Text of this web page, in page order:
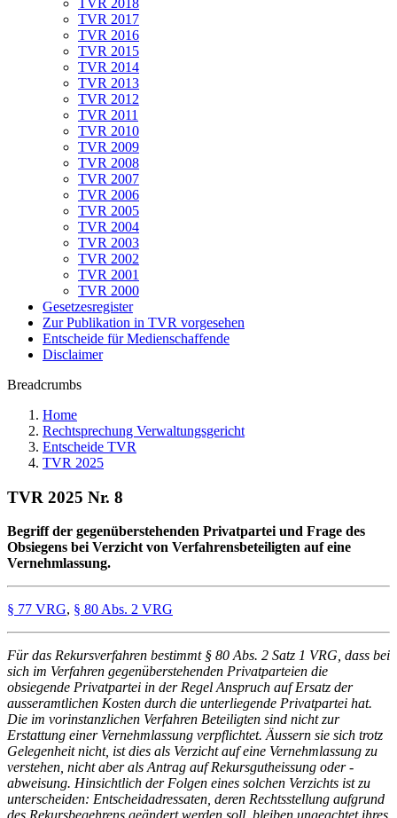
TVR 2018
TVR 2017
TVR 2016
TVR 2015
TVR 2014
TVR 2013
TVR 2012
TVR 2011
TVR 2010
TVR 2009
TVR 2008
TVR 2007
TVR 2006
TVR 2005
TVR 2004
TVR 2003
TVR 2002
TVR 2001
TVR 2000
Gesetzesregister
Zur Publikation in TVR vorgesehen
Entscheide für Medienschaffende
Disclaimer
Breadcrumbs
Home
Rechtsprechung Verwaltungsgericht
Entscheide TVR
TVR 2025
TVR 2025 Nr. 8
Begriff der gegenüberstehenden Privatpartei und Frage des
Obsiegens bei Verzicht von Verfahrensbeteiligten auf eine
Vernehmlassung.
§ 77 VRG, § 80 Abs. 2 VRG
Für das Rekursverfahren bestimmt § 80 Abs. 2 Satz 1 VRG, dass bei
sich im Verfahren gegenüberstehenden Privatparteien die
obsiegende Privatpartei in der Regel Anspruch auf Ersatz der
ausseramtlichen Kosten durch die unterliegende Privatpartei hat.
Die im vorinstanzlichen Verfahren Beteiligten sind nicht zur
Erstattung einer Vernehmlassung verpflichtet. Äussern sie sich trotz
Gelegenheit nicht, ist dies als Verzicht auf eine Vernehmlassung zu
verstehen, nicht aber als Antrag auf Rekursgutheissung oder -
abweisung. Hinsichtlich der Folgen eines solchen Verzichts ist zu
unterscheiden: Entscheidadressaten, deren Rechtsstellung aufgrund